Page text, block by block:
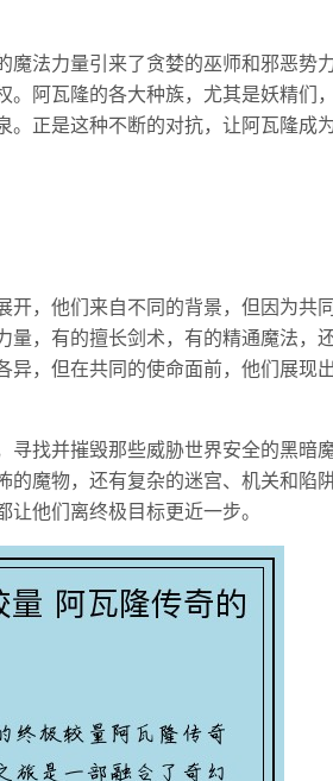
魔法力量引来了贪婪的巫师和邪恶势
。阿瓦隆的各大种族，尤其是妖精们
。正是这种不断的对抗，让阿瓦隆成
开，他们来自不同的背景，但因为共
量，有的擅长剑术，有的精通魔法，
异，但在共同的使命面前，他们展现
寻找并摧毁那些威胁世界安全的黑暗
的魔物，还有复杂的迷宫、机关和陷
他们离终极目标更近一步。